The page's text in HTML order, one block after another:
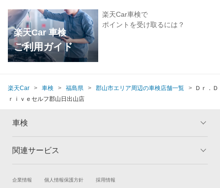
楽天Car 車検
ご利用ガイド
楽天Car車検で
ポイントを受け取るには？
楽天Car 車検 福島県 郡山市エリア周辺の車検店舗一覧
Ｄｒ．Ｄ
ｒｉｖｅセルフ郡山日出山店
車検
トップ
車検の基礎知識 キャンペーン一覧
関連サービス
試乗・商談 新車購入
企業情報 個人情報保護方針 採用情報